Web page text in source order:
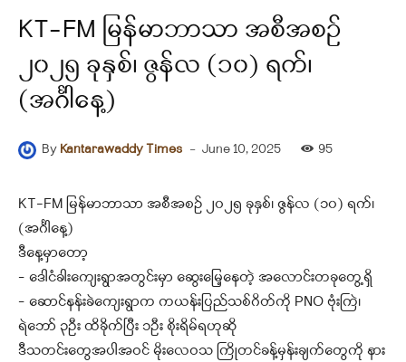
KT-FM မြန်မာဘာသာ အစီအစဉ်
၂၀၂၅ ခုနှစ်၊ ဇွန်လ (၁၀) ရက်၊
(အင်္ဂါနေ့)
By Kantarawaddy Times - June 10, 2025 95
KT-FM မြန်မာဘာသာ အစီအစဉ် ၂၀၂၅ ခုနှစ်၊ ဇွန်လ (၁၀) ရက်၊
(အင်္ဂါနေ့)
ဒီနေ့မှာတော့
– ဒေါငံခါးကျေးရွာအတွင်းမှာ ဆွေးမြေ့နေတဲ့ အလောင်းတခုတွေ့ရှိ
– ဆောင်နန်းခဲကျေးရွာက ကယန်းပြည်သစ်ဂိတ်ကို PNO ဗုံးကြဲ၊
ရဲဘော် ၃ဦး ထိခိုက်ပြီး ၁ဦး စိုးရိမ်ရဟုဆို
ဒီသတင်းတွေအပါအဝင် မိုးလေဝသ ကြိုတင်ခန့်မှန်းချက်တွေကို နား